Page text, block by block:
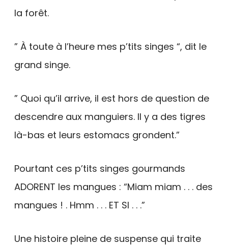
la forêt.
” À toute à l’heure mes p’tits singes “, dit le
grand singe.
” Quoi qu’il arrive, il est hors de question de
descendre aux manguiers. Il y a des tigres
là-bas et leurs estomacs grondent.”
Pourtant ces p’tits singes gourmands
ADORENT les mangues : “Miam miam . . . des
mangues ! . Hmm . . . ET SI . . .”
Une histoire pleine de suspense qui traite